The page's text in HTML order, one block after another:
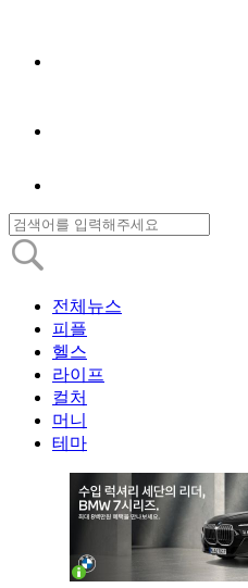
전체뉴스
피플
헬스
라이프
컬처
머니
테마